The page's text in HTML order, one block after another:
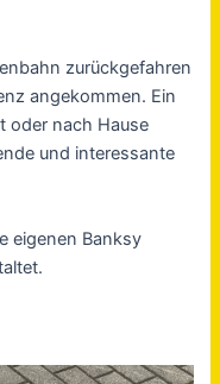
zurückgefahren
angekommen. Ein
oder nach Hause
und interessante
eigenen Banksy